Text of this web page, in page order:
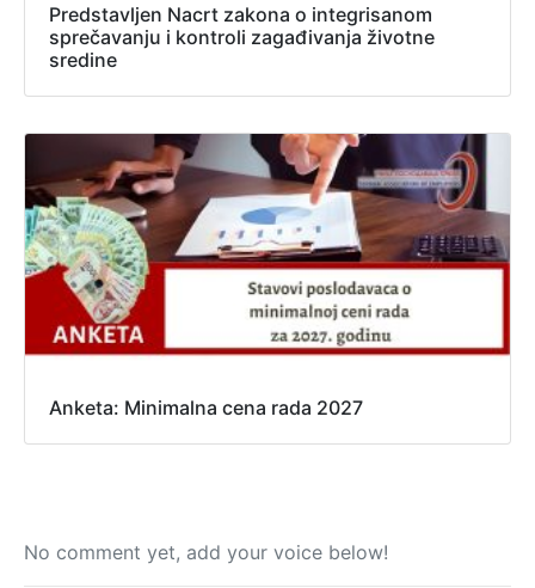
Predstavljen Nacrt zakona o integrisanom
sprečavanju i kontroli zagađivanja životne
sredine
Anketa: Minimalna cena rada 2027
No comment yet, add your voice below!